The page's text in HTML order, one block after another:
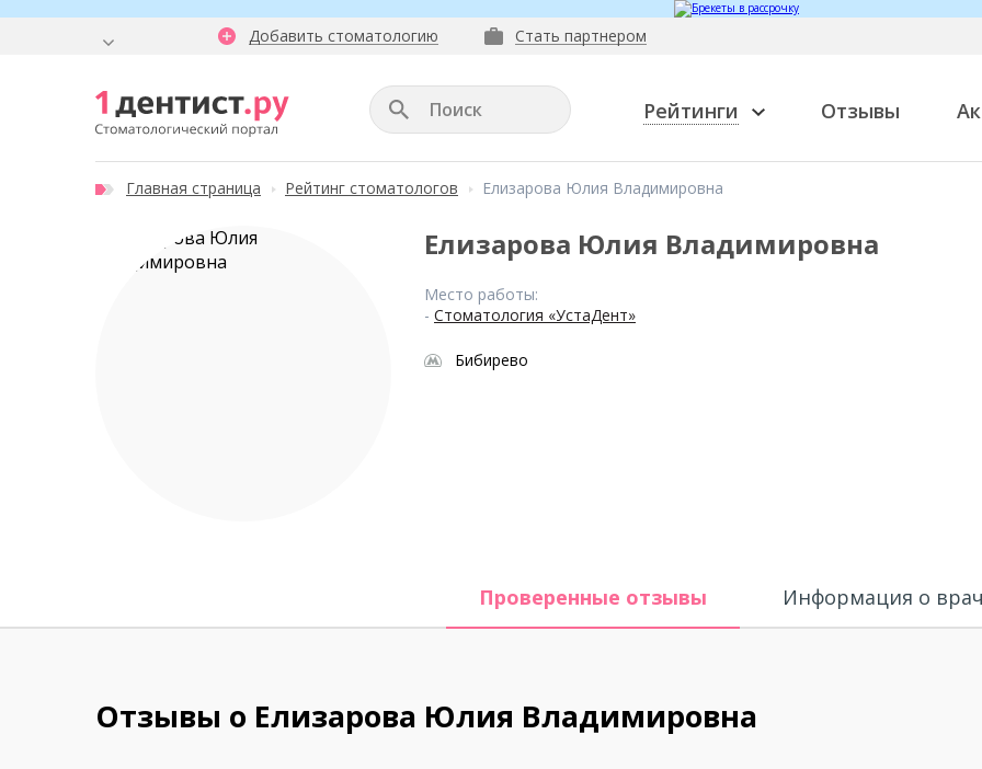
Добавить стоматологию Стать партнером
Рейтинги Отзывы
Главная страница Рейтинг стоматологов Елизарова Юлия Владимировна
Елизарова Юлия Владимировна
Место работы:
- Стоматология «УстаДент»
Бибирево
Проверенные отзывы Информация о
Отзывы о Елизарова Юлия Владимировна